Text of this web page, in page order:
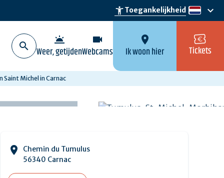
accessibility_newToegankelijkheid nl
keyboard_arrow_down
wb_twilight
Weer, getijden
videocam
Webcams
location_on
Ik woon hier Tickets
Saint Michel in Carnac
Chemin du Tumulus
56340 Carnac